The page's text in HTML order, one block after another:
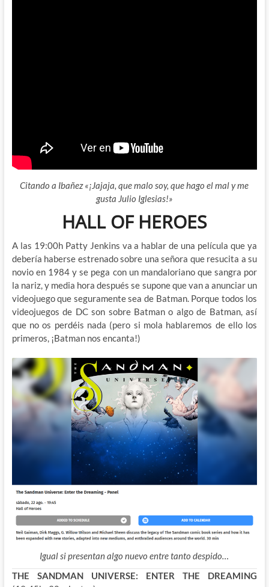
Citando a Ibañez «¡Jajaja, que malo soy, que hago el mal y me
gusta Julio Iglesias!»
HALL OF HEROES
A las 19:00h Patty Jenkins va a hablar de una película que ya
debería haberse estrenado sobre una señora que resucita a su
novio en 1984 y se pega con un mandaloriano que sangra por
la nariz, y media hora después se supone que van a anunciar un
videojuego que seguramente sea de Batman. Porque todos los
videojuegos de DC son sobre Batman o algo de Batman, así
que no os perdéis nada (pero si mola hablaremos de ello los
primeros, ¡Batman nos encanta!)
Igual si presentan algo nuevo entre tanto despido…
THE SANDMAN UNIVERSE: ENTER THE DREAMING